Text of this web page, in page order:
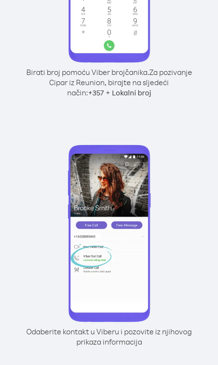
Birati broj pomoću Viber brojčanika.Za pozivanje
Cipar iz Reunion, birajte na sljedeći
način:+357+ Lokalni broj
Odaberite kontakt u Viberu i pozovite iz njihovog
prikaza informacija